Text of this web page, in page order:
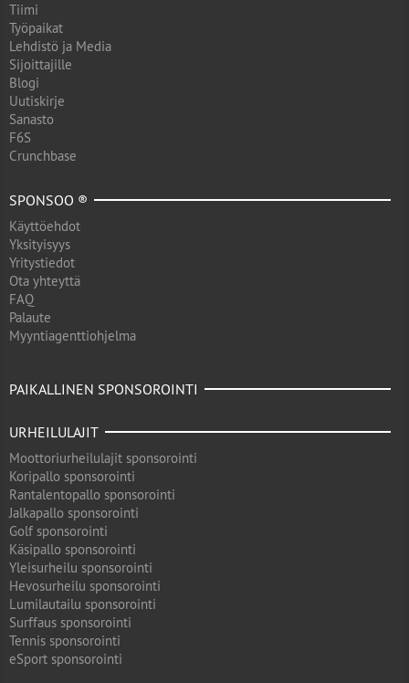
Tiimi
Työpaikat
Lehdistö ja Media
Sijoittajille
Blogi
Uutiskirje
Sanasto
F6S
Crunchbase
SPONSOO ®
Käyttöehdot
Yksityisyys
Yritystiedot
Ota yhteyttä
FAQ
Palaute
Myyntiagenttiohjelma
PAIKALLINEN SPONSOROINTI
URHEILULAJIT
Moottoriurheilulajit sponsorointi
Koripallo sponsorointi
Rantalentopallo sponsorointi
Jalkapallo sponsorointi
Golf sponsorointi
Käsipallo sponsorointi
Yleisurheilu sponsorointi
Hevosurheilu sponsorointi
Lumilautailu sponsorointi
Surffaus sponsorointi
Tennis sponsorointi
eSport sponsorointi